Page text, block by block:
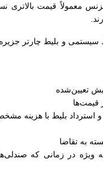
معمولاً قیمت بالاتری
سیستمی و بلیط چارتر
تعیین‌شده
قیمت‌ها
و استرداد بلیط با هزینه
به تقاضا
ویژه در زمانی که